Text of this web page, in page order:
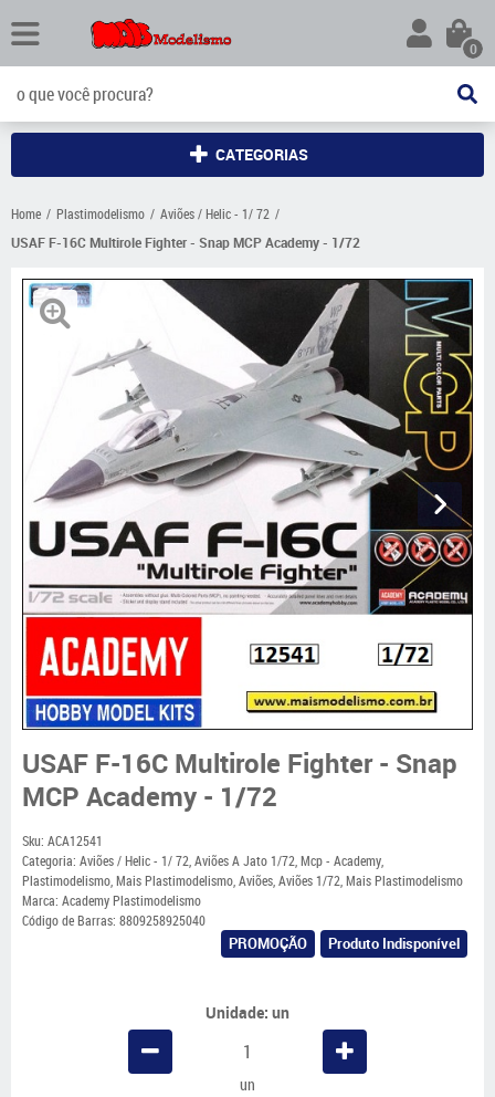
0
CATEGORIAS
Home Plastimodelismo
Aviões / Helic - 1/ 72
USAF F-16C Multirole Fighter - Snap MCP Academy - 1/72
USAF F-16C Multirole Fighter - Snap
MCP Academy - 1/72
Sku: ACA12541
Categoria: Aviões / Helic - 1/ 72,Aviões A Jato 1/72,Mcp - Academy,
Plastimodelismo,Mais Plastimodelismo,Aviões,Aviões 1/72,Mais Plastimodelismo
Marca: Academy Plastimodelismo
Código de Barras: 8809258925040
PROMOÇÃO Produto Indisponível
Unidade: un
un